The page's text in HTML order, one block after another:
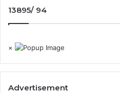
13895/ 94
×
Advertisement